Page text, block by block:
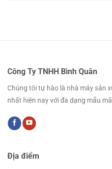
Công Ty TNHH Bình Quân
Chúng tôi tự hào là nhà máy sản
nhất hiện nay với đa dạng mẫu
Địa điểm